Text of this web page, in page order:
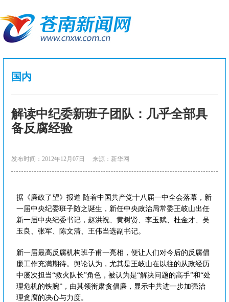
国内
解读中纪委新班子团队：几乎全部具
备反腐经验
发布时间：2012年12月07日 来源：新华网
据《廉政了望》报道 随着中国共产党十八届一中全会落幕，新
一届中央纪委班子随之诞生，新任中央政治局常委王岐山出任
新一届中央纪委书记，赵洪祝、黄树贤、李玉赋、杜金才、吴
玉良、张军、陈文清、王伟当选副书记。
新一届最高反腐机构班子甫一亮相，便让人们对今后的反腐倡
廉工作充满期待。舆论认为，尤其是王岐山在以往的从政经历
中屡次担当“救火队长”角色，被认为是“解决问题的高手”和“处
理危机的铁腕”，由其领衔肃贪倡廉，显示中共进一步加强治
理贪腐的决心与力度。